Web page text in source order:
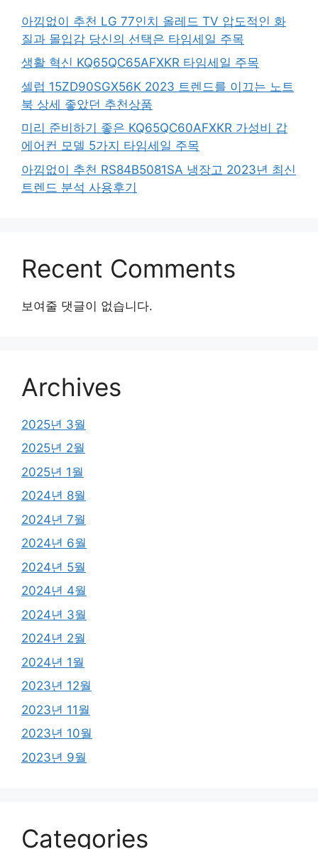
아낌없이 추천 LG 77인치 올레드 TV 압도적인 화
질과 몰입감 당신의 선택은 타임세일 주목
생활 혁신 KQ65QC65AFXKR 타임세일 주목
셀럽 15ZD90SGX56K 2023 트렌드를 이끄는 노트
북 상세 좋았던 추천상품
미리 준비하기 좋은 KQ65QC60AFXKR 가성비 갑
에어컨 모델 5가지 타임세일 주목
아낌없이 추천 RS84B5081SA 냉장고 2023년 최신
트렌드 분석 사용후기
Recent Comments
보여줄 댓글이 없습니다.
Archives
2025년 3월
2025년 2월
2025년 1월
2024년 8월
2024년 7월
2024년 6월
2024년 5월
2024년 4월
2024년 3월
2024년 2월
2024년 1월
2023년 12월
2023년 11월
2023년 10월
2023년 9월
Categories